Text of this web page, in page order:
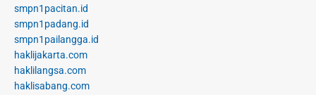
smpn1pacitan.id
smpn1padang.id
smpn1pailangga.id
haklijakarta.com
haklilangsa.com
haklisabang.com